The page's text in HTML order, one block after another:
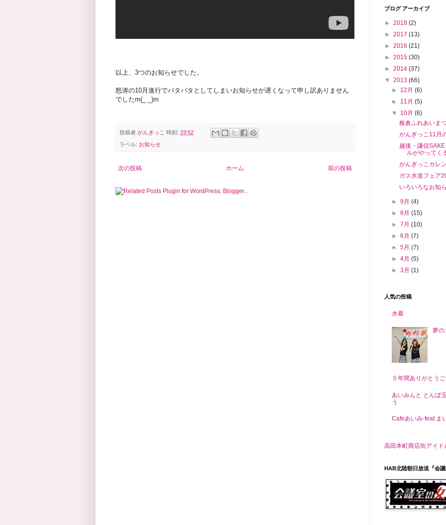
以上、3つのお知らせでした。
怒涛の10月進行でバタバタとしてしまいお知らせが遅くなって申し訳ありません
でしたm(_ _)m
投稿者 がんぎっこ 時刻: 23:52
ラベル: お知らせ
次の投稿 前の投稿
ホーム
ブログ アーカイブ
► 2018 (2)
► 2017 (13)
► 2016 (21)
► 2015 (30)
► 2014 (37)
▼ 2013 (66)
► 12月(6)
► 11月(5)
▼ 10月(6)
板倉ふれあいま
がんぎっこ11月
越後・謙信
ルがやってく
がんぎっこカレ
ガス水道フェア
いろいろなお知
►9月(4)
►8月(15)
►7月(10)
►6月(7)
►5月(7)
►4月(5)
►3月(1)
人気の投稿
水着
夢の
５年間ありがとう
あいみんと とんぼ
う
Cafeあいみ‐feat.ま
高田本町商店街アイ
HAB北陸朝日放送『会